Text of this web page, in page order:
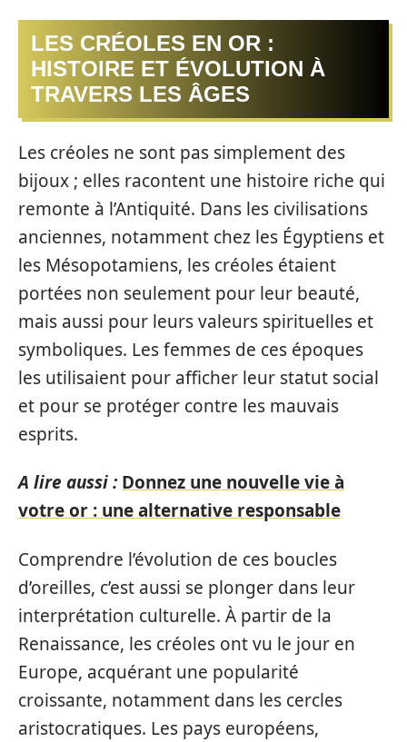
LES CRÉOLES EN OR :
HISTOIRE ET ÉVOLUTION À
TRAVERS LES ÂGES
Les créoles ne sont pas simplement des
bijoux ; elles racontent une histoire riche qui
remonte à l’Antiquité. Dans les civilisations
anciennes, notamment chez les Égyptiens et
les Mésopotamiens, les créoles étaient
portées non seulement pour leur beauté,
mais aussi pour leurs valeurs spirituelles et
symboliques. Les femmes de ces époques
les utilisaient pour afficher leur statut social
et pour se protéger contre les mauvais
esprits.
A lire aussi : Donnez une nouvelle vie à
votre or : une alternative responsable
Comprendre l’évolution de ces boucles
d’oreilles, c’est aussi se plonger dans leur
interprétation culturelle. À partir de la
Renaissance, les créoles ont vu le jour en
Europe, acquérant une popularité
croissante, notamment dans les cercles
aristocratiques. Les pays européens,